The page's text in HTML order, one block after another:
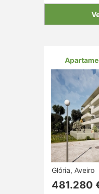
Glória, Aveiro
481.280